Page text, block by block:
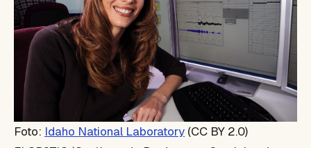
Foto: Idaho National Laboratory (CC BY 2.0)